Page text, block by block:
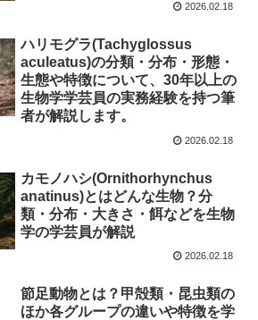
2026.02.18
ハリモグラ(Tachyglossus
aculeatus)の分類・分布・形態・
生態や特徴について、30年以上の
生物学学芸員の実務経験を持つ筆
者が解説します。
2026.02.18
カモノハシ(Ornithorhynchus
anatinus)とはどんな生物？分
類・分布・大きさ・餌などを生物
学の学芸員が解説
2026.02.18
節足動物とは？甲殻類・昆虫類の
ほか各グループの違いや特徴を学